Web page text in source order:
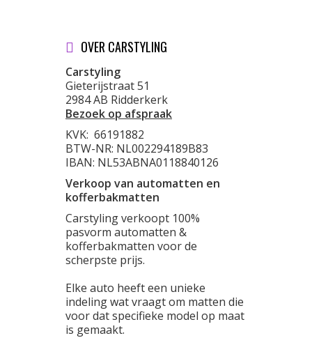
OVER CARSTYLING
Carstyling
Gieterijstraat 51
2984 AB Ridderkerk
Bezoek op afspraak
KVK: 66191882
BTW-NR: NL002294189B83
IBAN: NL53ABNA0118840126
Verkoop van automatten en
kofferbakmatten
Carstyling verkoopt 100%
pasvorm automatten &
kofferbakmatten voor de
scherpste prijs.
Elke auto heeft een unieke
indeling wat vraagt om matten die
voor dat specifieke model op maat
is gemaakt.